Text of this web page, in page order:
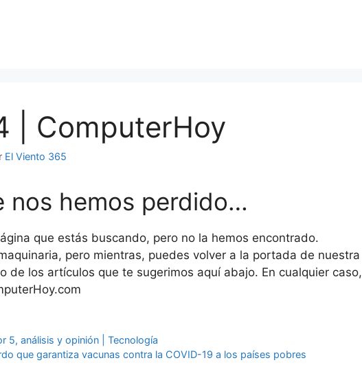
| ComputerHoy
El Viento 365
nos hemos perdido…
que estás buscando, pero no la hemos encontrado.
pero mientras, puedes volver a la portada de nuestra
de los artículos que te sugerimos aquí abajo. En cualquier caso,
5, análisis y opinión | Tecnología
que garantiza vacunas contra la COVID-19 a los países pobres